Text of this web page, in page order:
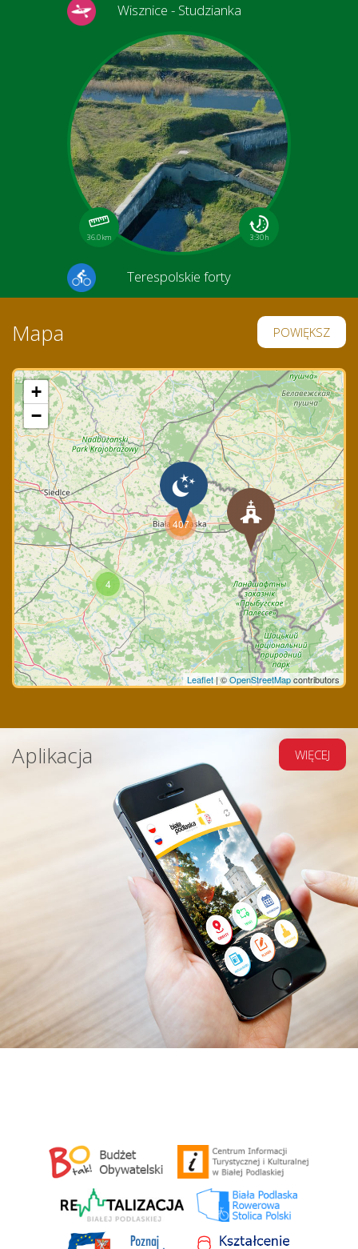
Wisznice - Studzianka
3:30 h
36.0 km
Terespolskie forty
Mapa POWIĘKSZ
4
407
+
−
Leaflet | ©OpenStreetMapcontributors
Aplikacja WIĘCEJ